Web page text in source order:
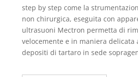
step by step come la
non chirurgica, eseguita con
ultrasuoni Mectron permetta di
velocemente e in maniera delicata
depositi di tartaro in sede